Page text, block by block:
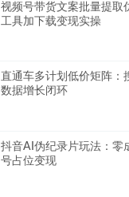
视频号带货文案批量提取
工具加下载变现实操
直通车多计划低价矩阵：
数据增长闭环
抖音AI伪纪录片玩法：零
号占位变现